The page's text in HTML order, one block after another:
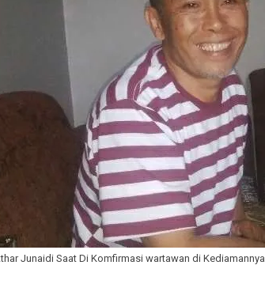
Junaidi Saat Di Komfirmasi wartawan di Kediamannya